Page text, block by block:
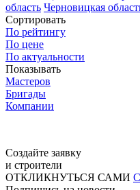
область Черновицкая
Сортировать
По рейтингу
По цене
По актуальности
Показывать
Мастеров
Бригады
Компании
Создайте заявку
и строители
ОТКЛИКНУТЬСЯ САМИ